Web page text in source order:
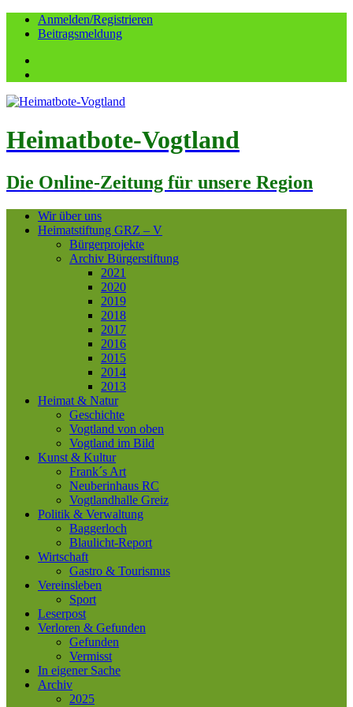
Anmelden/Registrieren
Beitragsmeldung
Heimatbote-Vogtland
Die Online-Zeitung für unsere Region
Wir über uns
Heimatstiftung GRZ – V
Bürgerprojekte
Archiv Bürgerstiftung
2021
2020
2019
2018
2017
2016
2015
2014
2013
Heimat & Natur
Geschichte
Vogtland von oben
Vogtland im Bild
Kunst & Kultur
Frank´s Art
Neuberinhaus RC
Vogtlandhalle Greiz
Politik & Verwaltung
Baggerloch
Blaulicht-Report
Wirtschaft
Gastro & Tourismus
Vereinsleben
Sport
Leserpost
Verloren & Gefunden
Gefunden
Vermisst
In eigener Sache
Archiv
2025